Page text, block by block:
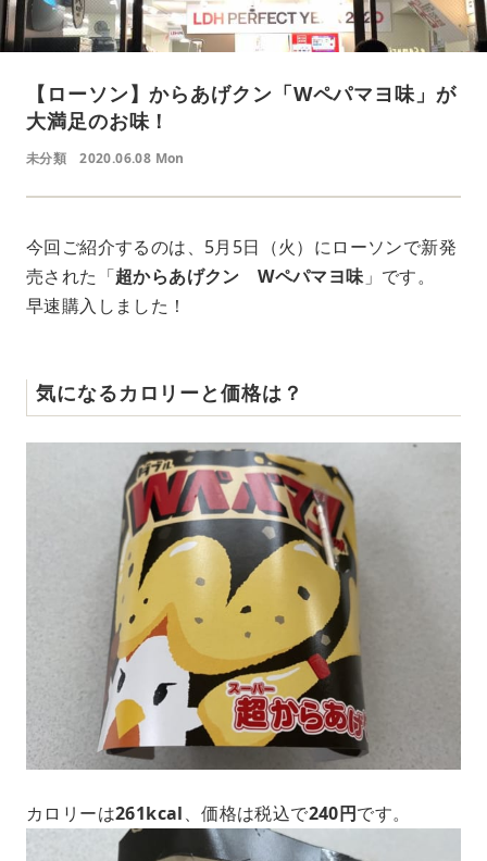
【ローソン】からあげクン「Wペパマヨ味」が
大満足のお味！
未分類 2020.06.08 Mon
今回ご紹介するのは、5月5日（火）にローソンで新発
売された「超からあげクン Wペパマヨ味」です。
早速購入しました！
気になるカロリーと価格は？
カロリーは261kcal、価格は税込で240円です。